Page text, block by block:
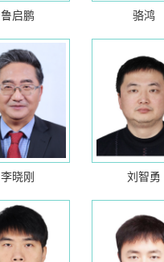
鲁启鹏 骆鸿
李晓刚 刘智勇